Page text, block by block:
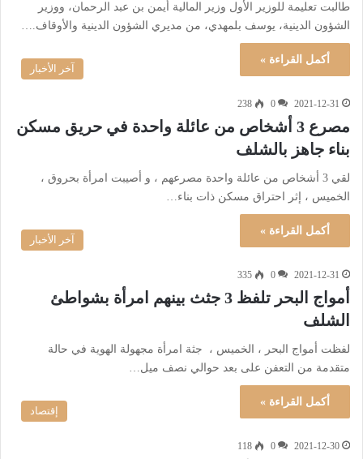
طالبت تعليمة للوزير الأول وزير المالية أيمن بن عبد الرحمان، ووزير
الشؤون الدينية، يوسف بلمهدي، من مديري الشؤون الدينية والأوقاف.…
أكمل القراءة »
آخر الأخبار
2021-12-31
0
238
مصرع 3 أشخاص من عائلة واحدة في حريق مسكن
بناء جاهز بالشلف
لقي 3 أشخاص من عائلة واحدة مصرعهم ، و أصيبت امرأة بحروق ،
الخميس ، إثر احتراق مسكن ذات بناء…
أكمل القراءة »
آخر الأخبار
2021-12-31
0
335
أمواج البحر تلفظ 3 جثث بينهم امرأة بشواطئ
الشلف
لفظت أمواج البحر ، الخميس ، جثة امرأة مجهولة الهوية في حالة
متقدمة من التعفن على بعد حوالي نصف ميل…
أكمل القراءة »
إقتصاد
2021-12-30
0
118